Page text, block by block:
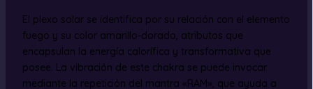
El plexo solar se identifica por su relación con el elemento
fuego y su color amarillo-dorado, atributos que
encapsulan la energía calorífica y transformativa que
posee. La vibración de este chakra se puede invocar
mediante la repetición del mantra «RAM», que ayuda a